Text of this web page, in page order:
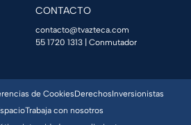
CONTACTO
contacto@tvazteca.com
55 1720 1313 | Conmutador
de CookiesDerechosInversionistas
Trabaja con nosotros